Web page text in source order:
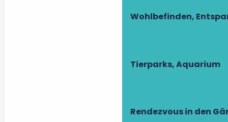
Wohlbefinden,
Tierparks, Aquarium
Rendezvous in den